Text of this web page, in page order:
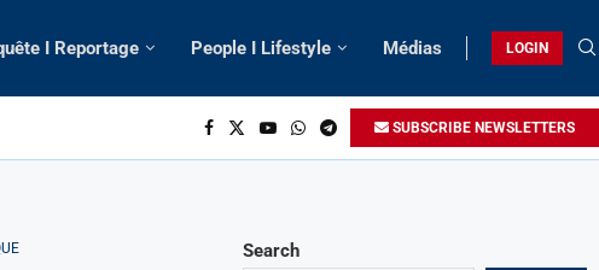
I Reportage People I Lifestyle Médias LOGIN
SUBSCRIBE NEWSLETTERS
Search